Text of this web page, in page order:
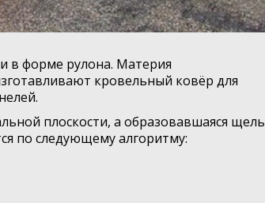
в форме рулона. Материя
кровельный ковёр для
плоскости, а образовавшаяся щель
по следующему алгоритму: